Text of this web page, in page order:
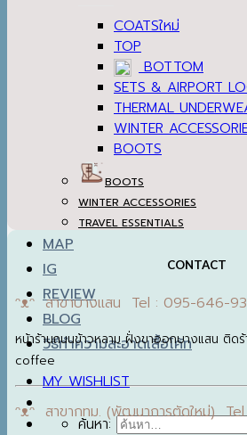
COATS
TOP
BOTTOM
SETS & AIRPORT
THERMAL
WINTER
BOOTS
BOOTS
WINTER ACCESSORIES
TRAVEL ESSENTIALS
MAP
IG
REVIEW
BLOG
วิธีทำความสะอาดเสื้อโค้ท
MY WISHLIST
ค้นหา:
CONTACT
ᵔᴥᵔ สาขาบางแสน Tel : 095-646-
หน้าร้านถนนข้าวหลาม ฝั่งขาออกบางแสน ติด
coffee
ᵔᴥᵔ สาขากทม. (พัฒนาการตัดใหม่)